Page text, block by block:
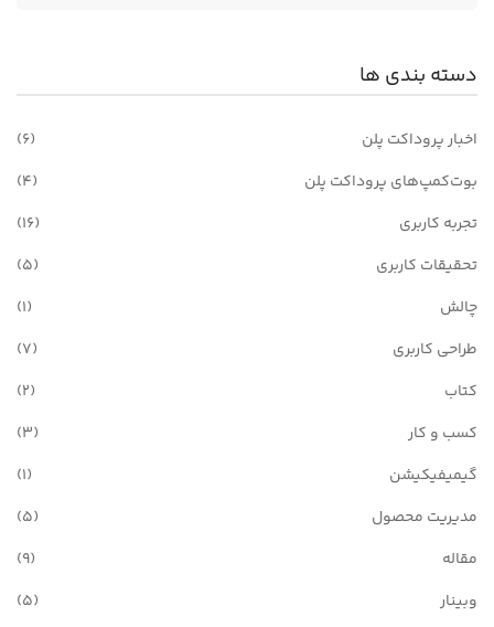
دسته بندی ها
اخبار پروداکت پلن
(6)
بوت‌کمپ‌های پروداکت پلن
(4)
تجربه کاربری
(16)
تحقیقات کاربری
(5)
چالش
(1)
طراحی کاربری
(7)
کتاب
(2)
کسب و کار
(3)
گیمیفیکیشن
(1)
مدیریت محصول
(5)
مقاله
(9)
وبینار
(5)